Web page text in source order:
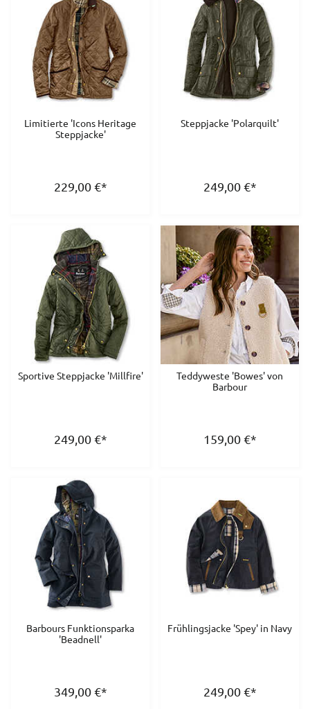
Limitierte 'Icons Heritage
Steppjacke'
229,00€*
Steppjacke 'Polarquilt'
249,00€*
Sportive Steppjacke 'Millfire'
249,00€*
Teddyweste 'Bowes' von
Barbour
159,00€*
Barbours Funktionsparka
'Beadnell'
349,00€*
Frühlingsjacke 'Spey' in Navy
249,00€*